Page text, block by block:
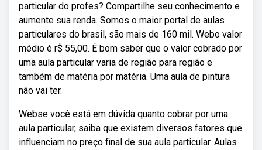
particular do profes? Compartilhe seu conhecimento e
aumente sua renda. Somos o maior portal de aulas
particulares do brasil, são mais de 160 mil. Webo valor
médio é r$ 55,00. É bom saber que o valor cobrado por
uma aula particular varia de região para região e
também de matéria por matéria. Uma aula de pintura
não vai ter.
Webse você está em dúvida quanto cobrar por uma
aula particular, saiba que existem diversos fatores que
influenciam no preço final de sua aula particular. Aulas